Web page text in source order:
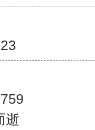
逝